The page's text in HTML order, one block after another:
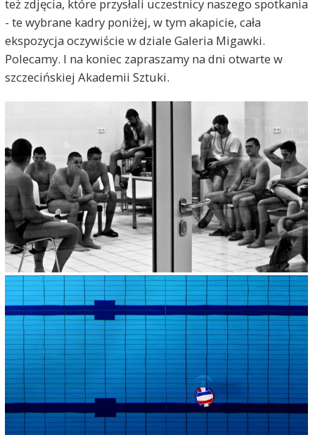
też zdjęcia, które przysłali uczestnicy naszego spotkania
- te wybrane kadry poniżej, w tym akapicie, cała
ekspozycja oczywiście w dziale Galeria Migawki.
Polecamy. I na koniec zapraszamy na dni otwarte w
szczecińskiej Akademii Sztuki.